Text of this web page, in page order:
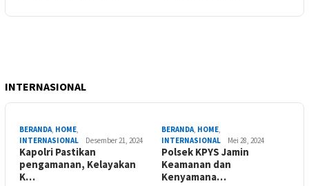
INTERNASIONAL
BERANDA, HOME,
INTERNASIONAL
Desember 21, 2024
Kapolri Pastikan
pengamanan, Kelayakan
K…
BERANDA, HOME,
INTERNASIONAL
Mei 28, 2024
Polsek KPYS Jamin
Keamanan dan
Kenyamana…